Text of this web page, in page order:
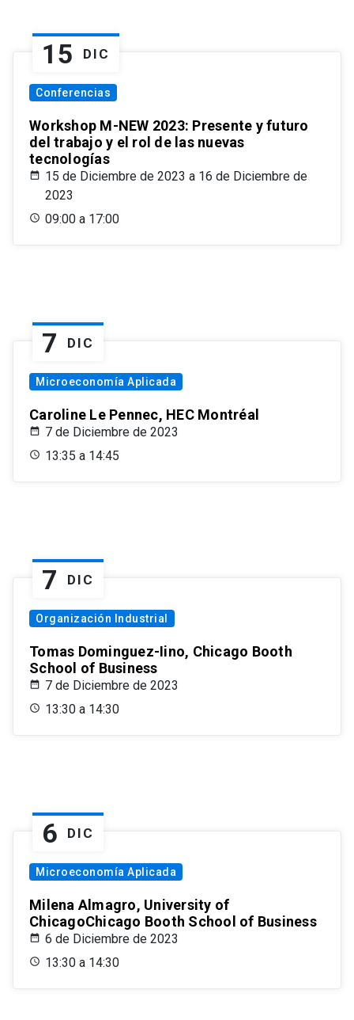
15 DIC
Conferencias
Workshop M-NEW 2023: Presente y futuro
del trabajo y el rol de las nuevas
tecnologías
15 de Diciembre de 2023 a 16 de Diciembre de
2023
09:00 a 17:00
7 DIC
Microeconomía Aplicada
Caroline Le Pennec, HEC Montréal
7 de Diciembre de 2023
13:35 a 14:45
7 DIC
Organización Industrial
Tomas Dominguez-Iino, Chicago Booth
School of Business
7 de Diciembre de 2023
13:30 a 14:30
6 DIC
Microeconomía Aplicada
Milena Almagro, University of
ChicagoChicago Booth School of Business
6 de Diciembre de 2023
13:30 a 14:30